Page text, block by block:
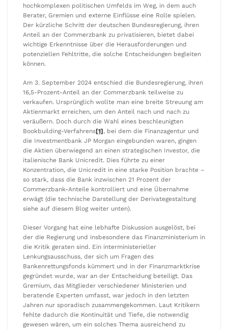
hochkomplexen politischen Umfelds im Weg, in dem auch
Berater, Gremien und externe Einflüsse eine Rolle spielen.
Der kürzliche Schritt der deutschen Bundesregierung, ihren
Anteil an der Commerzbank zu privatisieren, bietet dabei
wichtige Erkenntnisse über die Herausforderungen und
potenziellen Fehltritte, die solche Entscheidungen begleiten
können.
Am 3. September 2024 entschied die Bundesregierung, ihren
16,5-Prozent-Anteil an der Commerzbank teilweise zu
verkaufen. Ursprünglich wollte man eine breite Streuung am
Aktienmarkt erreichen, um den Anteil nach und nach zu
veräußern. Doch durch die Wahl eines beschleunigten
Bookbuilding-Verfahrens[1], bei dem die Finanzagentur und
die Investmentbank JP Morgan eingebunden waren, gingen
die Aktien überwiegend an einen strategischen Investor, die
italienische Bank Unicredit. Dies führte zu einer
Konzentration, die Unicredit in eine starke Position brachte –
so stark, dass die Bank inzwischen 21 Prozent der
Commerzbank-Anteile kontrolliert und eine Übernahme
erwägt (die technische Darstellung der Derivategestaltung
siehe auf diesem Blog weiter unten).
Dieser Vorgang hat eine lebhafte Diskussion ausgelöst, bei
der die Regierung und insbesondere das Finanzministerium in
die Kritik geraten sind. Ein interministerieller
Lenkungsausschuss, der sich um Fragen des
Bankenrettungsfonds kümmert und in der Finanzmarktkrise
gegründet wurde, war an der Entscheidung beteiligt. Das
Gremium, das Mitglieder verschiedener Ministerien und
beratende Experten umfasst, war jedoch in den letzten
Jahren nur sporadisch zusammengekommen. Laut Kritikern
fehlte dadurch die Kontinuität und Tiefe, die notwendig
gewesen wären, um ein solches Thema ausreichend zu